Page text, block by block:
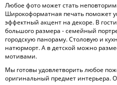
Любое фото может стать
Широкоформатная печать поможет
эффектный акцент на декоре. В
большого размера - семейный
городскую панораму. Столовую и
натюрморт. А в детской можно
мотивами.
Мы готовы удовлетворить любое
оригинальный предмет интерьера.